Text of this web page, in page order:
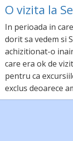
O vizita la
In perioada in
dorit sa vedem si
achizitionat-o
care era ok de
pentru ca
exclus deoarece